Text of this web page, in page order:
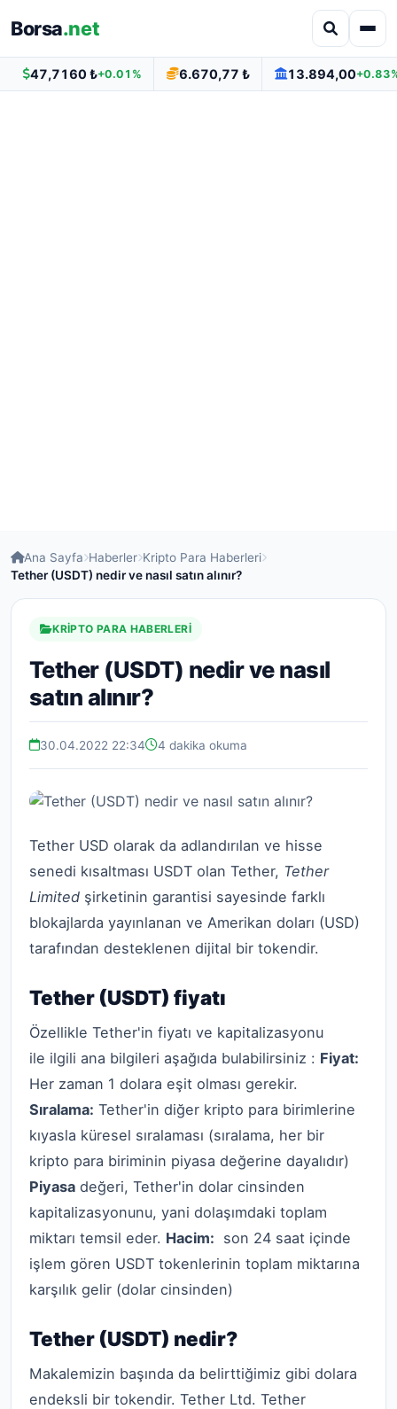
Borsa.net
47,7160 ₺+0.01% 6.670,77 ₺ 13.894,00
Ana Sayfa Haberler Kripto Para Haberleri
Tether (USDT) nedir ve nasıl satın alınır?
KRIPTO PARA HABERLERI
Tether (USDT) nedir ve nasıl
satın alınır?
30.04.2022 22:34 4 dakika okuma
Tether USD olarak da adlandırılan ve hisse
senedi kısaltması USDT olan Tether, Tether
Limited şirketinin garantisi sayesinde farklı
blokajlarda yayınlanan ve Amerikan doları (USD)
tarafından desteklenen dijital bir tokendir.
Tether (USDT) fiyatı
Özellikle Tether'in fiyatı ve kapitalizasyonu
ile ilgili ana bilgileri aşağıda bulabilirsiniz : Fiyat:
Her zaman 1 dolara eşit olması gerekir.
Sıralama: Tether'in diğer kripto para birimlerine
kıyasla küresel sıralaması (sıralama, her bir
kripto para biriminin piyasa değerine dayalıdır)
Piyasa değeri, Tether'in dolar cinsinden
kapitalizasyonunu, yani dolaşımdaki toplam
miktarı temsil eder. Hacim: son 24 saat içinde
işlem gören USDT tokenlerinin toplam miktarına
karşılık gelir (dolar cinsinden)
Tether (USDT) nedir?
Makalemizin başında da belirttiğimiz gibi dolara
endeksli bir tokendir. Tether Ltd. Tether